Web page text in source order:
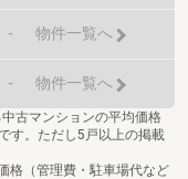
- 物件一覧へ
- 物件一覧へ
古マンションの平均価格
す。ただし5戸以上の掲載
格（管理費・駐車場代など